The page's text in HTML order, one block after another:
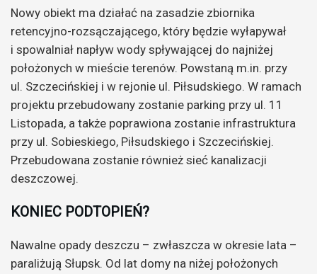
Nowy obiekt ma działać na zasadzie zbiornika
retencyjno-rozsączającego, który będzie wyłapywał
i spowalniał napływ wody spływającej do najniżej
położonych w mieście terenów. Powstaną m.in. przy
ul. Szczecińskiej i w rejonie ul. Piłsudskiego. W ramach
projektu przebudowany zostanie parking przy ul. 11
Listopada, a także poprawiona zostanie infrastruktura
przy ul. Sobieskiego, Piłsudskiego i Szczecińskiej.
Przebudowana zostanie również sieć kanalizacji
deszczowej.
KONIEC PODTOPIEŃ?
Nawalne opady deszczu – zwłaszcza w okresie lata –
paraliżują Słupsk. Od lat domy na niżej położonych